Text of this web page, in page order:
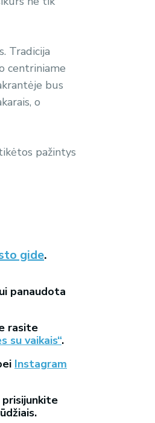
Tradicija
centriniame
bus
o
pažintys
gide.
panaudota
rasite
su vaikais“.
Instagram
prisijunkite